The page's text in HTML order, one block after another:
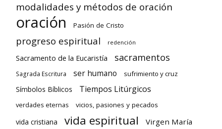
modalidades y métodos de oración
oración Pasión de Cristo
progreso espiritual redención
Sacramento de la Eucaristía sacramentos
Sagrada Escritura ser humano sufrimiento y cruz
Símbolos Bíblicos Tiempos Litúrgicos
verdades eternas vicios, pasiones y pecados
vida cristiana vida espiritual Virgen María